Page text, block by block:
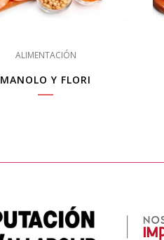
ALIMENTACIÓN
MANOLO Y FLORI